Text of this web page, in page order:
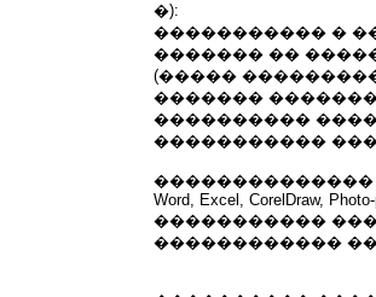
�):
����������� �
������� ��
(�����
�������
����������
�����������
��������������
Word, Excel, CorelDraw,
�����������
������������